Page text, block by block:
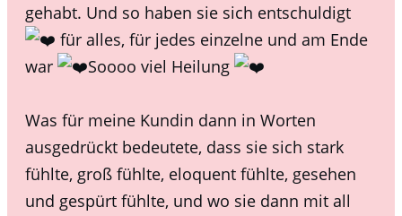
gehabt. Und so haben sie sich entschuldigt
für alles, für jedes einzelne und am Ende
war
Soooo viel Heilung
Was für meine Kundin dann in Worten
ausgedrückt bedeutete, dass sie sich stark
fühlte, groß fühlte, eloquent fühlte, gesehen
und gespürt fühlte, und wo sie dann mit all